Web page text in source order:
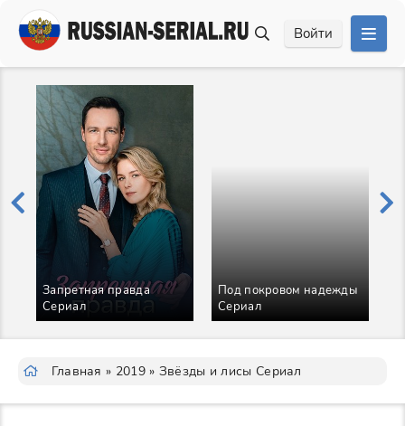
Войти
Запретная правда
Сериал
Под покровом надежды
Сериал
Главная » 2019» Звёзды и лисы Сериал